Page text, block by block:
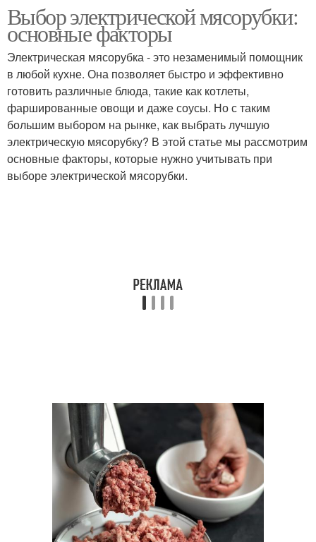
Выбор электрической мясорубки:
основные факторы
Электрическая мясорубка - это незаменимый помощник
в любой кухне. Она позволяет быстро и эффективно
готовить различные блюда, такие как котлеты,
фаршированные овощи и даже соусы. Но с таким
большим выбором на рынке, как выбрать лучшую
электрическую мясорубку? В этой статье мы рассмотрим
основные факторы, которые нужно учитывать при
выборе электрической мясорубки.